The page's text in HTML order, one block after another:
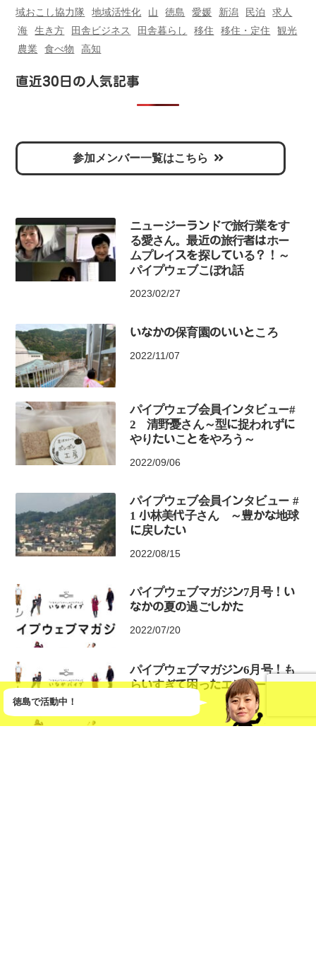
域おこし協力隊
地域活性化 山 徳島 愛媛 新潟 民泊
求人
海
生き方 田舎ビジネス 田舎暮らし 移住 移住・定住
観光
農業
食べ物 高知
直近30日の人気記事
参加メンバー一覧はこちら
ニュージーランドで旅行業をす
る愛さん。最近の旅行者はホー
ムプレイスを探している？！～
パイプウェブこぼれ話
2023/02/27
いなかの保育園のいいところ
2022/11/07
パイプウェブ会員インタビュー#
2 清野憂さん～型に捉われずに
やりたいことをやろう～
2022/09/06
パイプウェブ会員インタビュー #
1 小林美代子さん ～豊かな地球
に戻したい
2022/08/15
パイプウェブマガジン7月号！い
なかの夏の過ごしかた
2022/07/20
パイプウェブマガジン6月号！も
らいすぎて困ったエピソード
徳島で活動中！